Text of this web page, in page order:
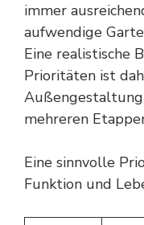
immer
aufwendige
Eine realistische
Prioritäten ist
mehreren
Eine sinnvolle
Funktion und